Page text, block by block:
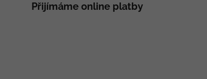
Přijímáme online platby